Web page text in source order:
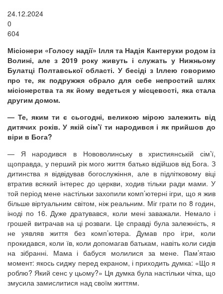
24.12.2024
0
604
Місіонери «Голосу надії» Ілля та Надія Кантеруки родом із
Волині, але з 2019 року живуть і служать у Нижньому
Булатці Полтавської області. У бесіді з Іллею говоримо
про те, як подружжя обрало для себе непростий шлях
місіонерства та як йому ведеться у місцевості, яка стала
другим домом.
— Те, яким ти є сьогодні, великою мірою залежить від
дитячих років. У якій сім’ї ти народився і як прийшов до
віри в Бога?
— Я народився в Нововолинську в християнській сім’ї,
щоправда, у перший рік мого життя батько відійшов від Бога. З
дитинства я відвідував богослужіння, але в підлітковому віці
втратив всякий інтерес до церкви, ходив тільки ради мами. У
той період мене настільки захопили комп’ютерні ігри, що я жив
більше віртуальним світом, ніж реальним. Міг грати по 8 годин,
іноді по 16. Дуже дратувався, коли мені заважали. Немало і
грошей витрачав на ці розваги. Це справді була залежність, я
не уявляв життя без комп’ютера. Думав про ігри, коли
прокидався, коли їв, коли допомагав батькам, навіть коли сидів
на зібранні. Мама і бабуся молилися за мене. Пам’ятаю
момент: якось сиджу перед екраном, і приходить думка: «Що я
роблю? Який сенс у цьому?» Ця думка була настільки чітка, що
змусила замислитися над своїм життям.